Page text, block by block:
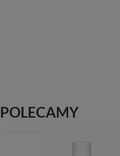
POLECAMY